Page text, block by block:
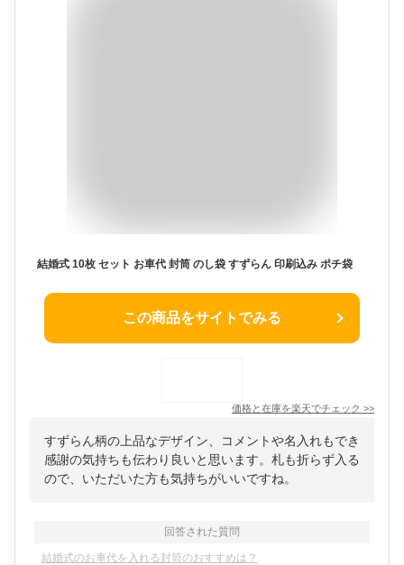
結婚式 10枚 セット お車代 封筒 のし袋 すずらん 印刷込み ポチ袋
この商品をサイトでみる
価格と在庫を楽天でチェック >>
すずらん柄の上品なデザイン、コメントや名入れもでき
感謝の気持ちも伝わり良いと思います。札も折らず入る
ので、いただいた方も気持ちがいいですね。
回答された質問
結婚式のお車代を入れる封筒のおすすめは？